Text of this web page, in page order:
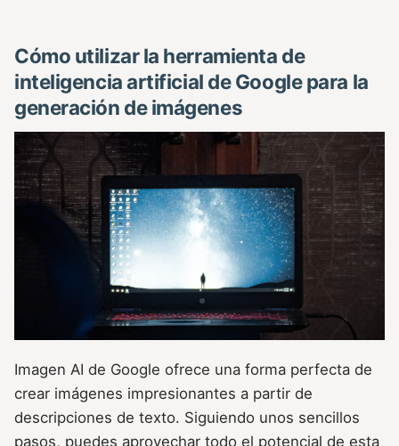
Cómo utilizar la herramienta de
inteligencia artificial de Google para la
generación de imágenes
Imagen AI de Google ofrece una forma perfecta de
crear imágenes impresionantes a partir de
descripciones de texto. Siguiendo unos sencillos
pasos, puedes aprovechar todo el potencial de esta